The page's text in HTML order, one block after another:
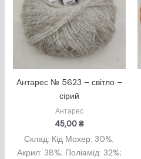
Антарес № 5623 – світло –
сірий
Антарес
45,00₴
Склад: Кід Мохер: 30%;
Акрил: 38%; Поліамід: 32%;